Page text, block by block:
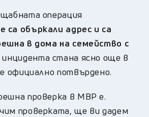
операция
са объркали адрес и са
в дома на семейство с
инцидента стана ясно още в
официално потвърдено.
проверка в МВР е.
проверката, ще ви дадем